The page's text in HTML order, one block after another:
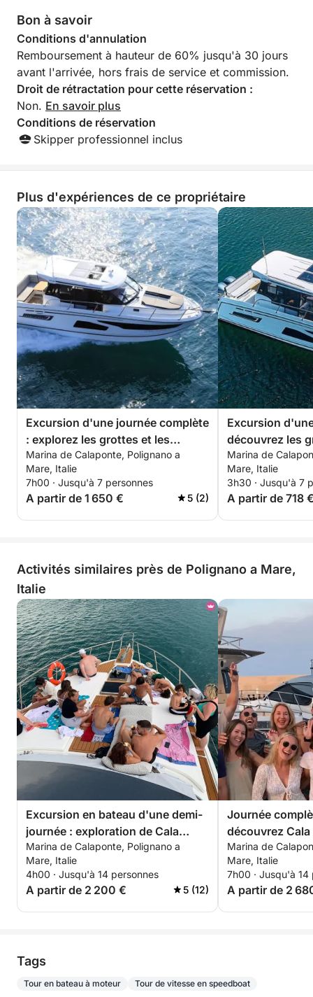
Capitaine et carburant inclus dans le prix
Prêt à passer à la vitesse supérieure ? Réservez dès
maintenant votre excursion d'une journée complète
d'adrénaline et découvrez le meilleur de la côte des
Pouilles avec le frisson de la vitesse et la beauté de
la nature !
Bon à savoir
Conditions d'annulation
Remboursement à hauteur de 60% jusqu'à 30 jours
avant l'arrivée, hors frais de service et commission.
Droit de rétractation pour cette réservation :
Non. En savoir plus
Conditions de réservation
Skipper professionnel inclus
Plus d'expériences de ce propriétaire
Excursion d'une journée complète
: explorez les grottes et les
criques de Polignano a Mare et
Monopoli
Marina de Calaponte, Polignano a
Mare, Italie
7h00 · Jusqu'à 7 personnes
A partir de 1 650 € 5 (2)
Excursion
découvrez les
de Polignano a
Marina de
Mare, Italie
3h30 · Jusqu'à 7
A partir de 718
Activités similaires près de Polignano a Mare,
Italie
Excursion en bateau d'une demi-
journée : exploration de Cala
Ponte, Polignano et Monopoli
Marina de Calaponte, Polignano a
Mare, Italie
4h00 · Jusqu'à 14 personnes
A partir de 2 200 € 5 (12)
Journée
découvrez
a Mare et
Marina de
Mare, Italie
7h00 · Jusqu'à 14
A partir de 2
Tags
Tour en bateau à moteur Tour de vitesse en speedboat